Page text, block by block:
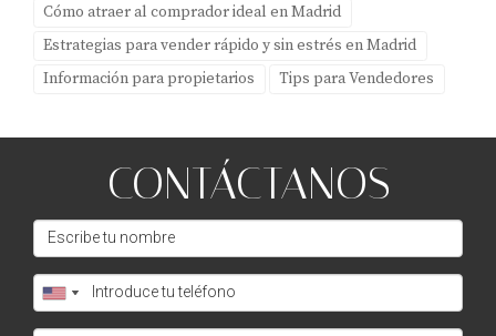
propiedad brille en el mercado internacional!
Cómo atraer al comprador ideal en Madrid
Estrategias para vender rápido y sin estrés en Madrid
Información para propietarios
Tips para Vendedores
CONTÁCTANOS